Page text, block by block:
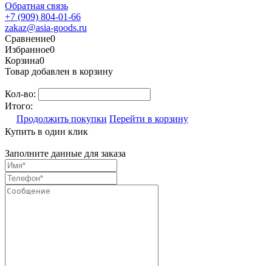
Обратная связь
+7 (909) 804-01-66
zakaz@asia-goods.ru
Сравнение0
Избранное0
Корзина0
Товар добавлен в корзину
Кол-во:
Итого:
Продолжить покупки Перейти в корзину
Купить в один клик
Заполните данные для заказа